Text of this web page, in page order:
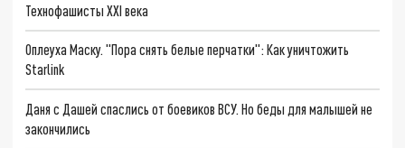
Технофашисты XXI века
Оплеуха Маску. "Пора снять белые перчатки": Как уничтожить
Starlink
Даня с Дашей спаслись от боевиков ВСУ. Но беды для малышей не
закончились